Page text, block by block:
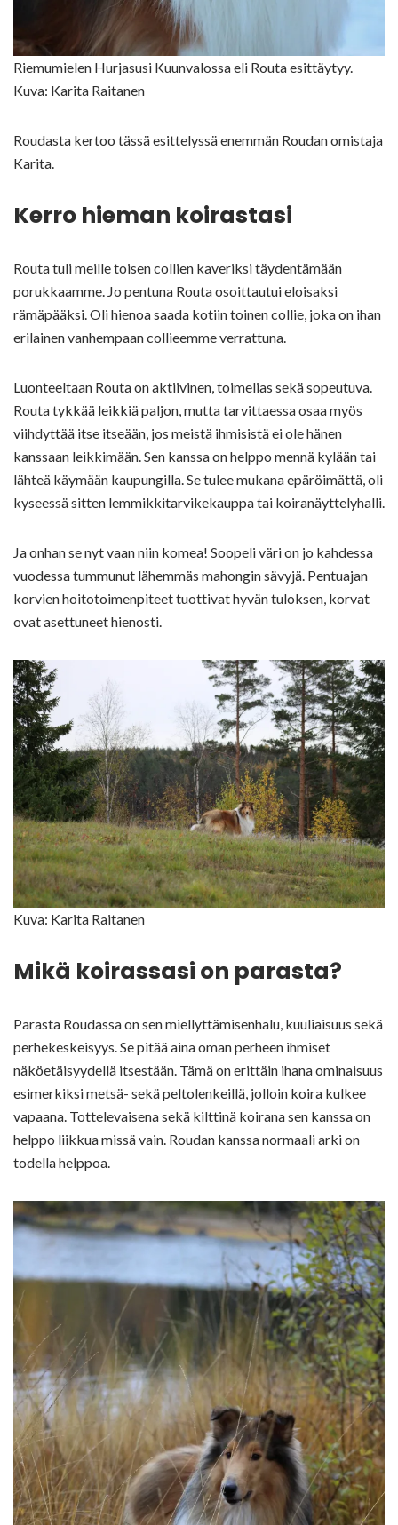
Riemumielen Hurjasusi Kuunvalossa eli Routa esittäytyy.
Kuva: Karita Raitanen
Roudasta kertoo tässä esittelyssä enemmän Roudan omistaja
Karita.
Kerro hieman koirastasi
Routa tuli meille toisen collien kaveriksi täydentämään
porukkaamme. Jo pentuna Routa osoittautui eloisaksi
rämäpääksi. Oli hienoa saada kotiin toinen collie, joka on ihan
erilainen vanhempaan collieemme verrattuna.
Luonteeltaan Routa on aktiivinen, toimelias sekä sopeutuva.
Routa tykkää leikkiä paljon, mutta tarvittaessa osaa myös
viihdyttää itse itseään, jos meistä ihmisistä ei ole hänen
kanssaan leikkimään. Sen kanssa on helppo mennä kylään tai
lähteä käymään kaupungilla. Se tulee mukana epäröimättä, oli
kyseessä sitten lemmikkitarvikekauppa tai koiranäyttelyhalli.
Ja onhan se nyt vaan niin komea! Soopeli väri on jo kahdessa
vuodessa tummunut lähemmäs mahongin sävyjä. Pentuajan
korvien hoitotoimenpiteet tuottivat hyvän tuloksen, korvat
ovat asettuneet hienosti.
Kuva: Karita Raitanen
Mikä koirassasi on parasta?
Parasta Roudassa on sen miellyttämisenhalu, kuuliaisuus sekä
perhekeskeisyys. Se pitää aina oman perheen ihmiset
näköetäisyydellä itsestään. Tämä on erittäin ihana ominaisuus
esimerkiksi metsä- sekä peltolenkeillä, jolloin koira kulkee
vapaana. Tottelevaisena sekä kilttinä koirana sen kanssa on
helppo liikkua missä vain. Roudan kanssa normaali arki on
todella helppoa.